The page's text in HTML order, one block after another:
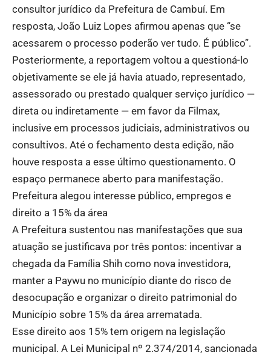
consultor jurídico da Prefeitura de Cambuí. Em
resposta, João Luiz Lopes afirmou apenas que “se
acessarem o processo poderão ver tudo. É público”.
Posteriormente, a reportagem voltou a questioná-lo
objetivamente se ele já havia atuado, representado,
assessorado ou prestado qualquer serviço jurídico —
direta ou indiretamente — em favor da Filmax,
inclusive em processos judiciais, administrativos ou
consultivos. Até o fechamento desta edição, não
houve resposta a esse último questionamento. O
espaço permanece aberto para manifestação.
Prefeitura alegou interesse público, empregos e
direito a 15% da área
A Prefeitura sustentou nas manifestações que sua
atuação se justificava por três pontos: incentivar a
chegada da Família Shih como nova investidora,
manter a Paywu no município diante do risco de
desocupação e organizar o direito patrimonial do
Município sobre 15% da área arrematada.
Esse direito aos 15% tem origem na legislação
municipal. A Lei Municipal nº 2.374/2014, sancionada